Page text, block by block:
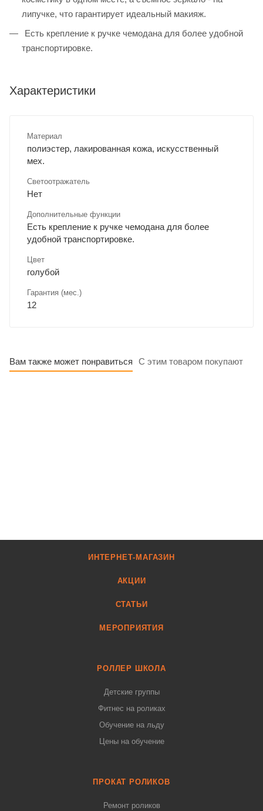
липучке, что гарантирует идеальный макияж.
Есть крепление к ручке чемодана для более удобной
транспортировке.
Характеристики
Материал
полиэстер, лакированная кожа, искусственный
мех.
Светоотражатель
Нет
Дополнительные функции
Есть крепление к ручке чемодана для более
удобной транспортировке.
Цвет
голубой
Гарантия (мес.)
12
Вам также может понравиться С этим товаром покупают
ИНТЕРНЕТ-МАГАЗИН
АКЦИИ
СТАТЬИ
МЕРОПРИЯТИЯ
РОЛЛЕР ШКОЛА
Детские группы
Фитнес на роликах
Обучение на льду
Цены на обучение
ПРОКАТ РОЛИКОВ
Ремонт роликов